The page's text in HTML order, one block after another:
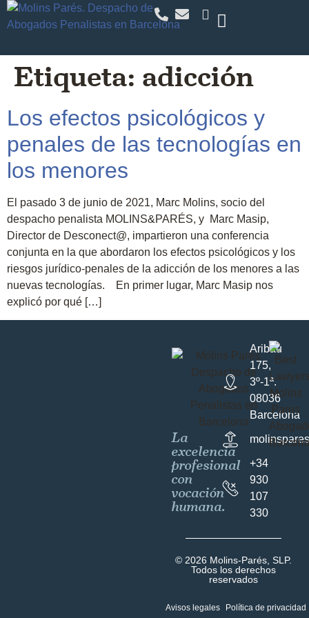
Etiqueta: adicción
Los efectos psicológicos y
penales de las tecnologías en
los menores
El pasado 3 de junio de 2021, Marc Molins, socio del
despacho penalista MOLINS&PARÉS, y Marc Masip,
Director de Desconect@, impartieron una conferencia
conjunta en la que abordaron los efectos psicológicos y los
riesgos jurídico-penales de la adicción de los menores a las
nuevas tecnologías. En primer lugar, Marc Masip nos
explicó por qué […]
La
excelencia
profesional
con
vocación
humana.
Aribau
175,
3º-1ª.
08036
Barcelona
+34
930
107
330
© 2026 Molins-Parés, SLP.
Todos los derechos
reservados
Avisos legales Política de privacidad